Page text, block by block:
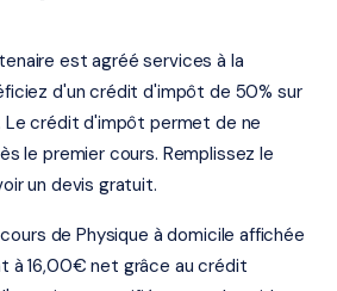
est agréé services à la
d'un crédit d'impôt de 50% sur
Le crédit d'impôt permet de ne
le premier cours. Remplissez le
un devis gratuit.
de Physique à domicile affichée
à 16,00€ net grâce au crédit